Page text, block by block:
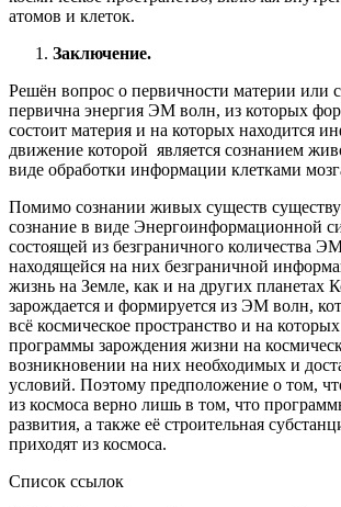
атомов и клеток.
Заключение.
Решён вопрос о первичности материи или
первична энергия ЭМ волн, из которых
состоит материя и на которых находится
движение которой является сознанием
виде обработки информации клетками
Помимо сознании живых существ
сознание в виде Энергоинформационной
состоящей из безграничного количества
находящейся на них безграничной
жизнь на Земле, как и на других планетах
зарождается и формируется из ЭМ волн,
всё космическое пространство и на
программы зарождения жизни на
возникновении на них необходимых и
условий. Поэтому предположение о том,
из космоса верно лишь в том, что
развития, а также её строительная
приходят из космоса.
Список ссылок